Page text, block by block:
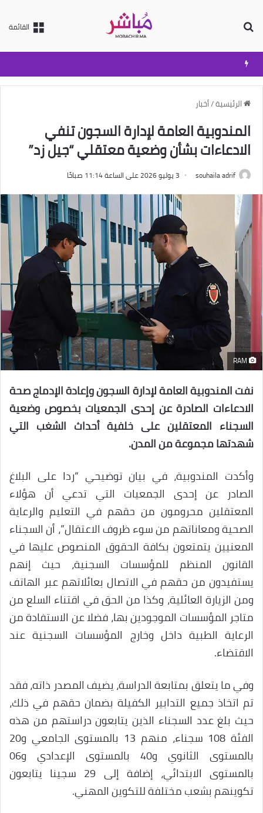
القائمة
الرئيسية/أخبار
المندوبية العامة لإدارة السجون تنفي
الادعاءات بشأن وضعية معتقلي “جيل زد”
souhaila adrif 3 يوليو 2026 على الساعة 11:14 صباحًا
نفت المندوبية العامة لإدارة السجون وإعادة الإدماج صحة
الادعاءات الصادرة عن إحدى الجمعيات بخصوص وضعية
السجناء المعتقلين على خلفية أحداث الشغب التي
شهدتها مجموعة من المدن.
وأكدت المندوبية، في بيان توضيحي “ردا على البلاغ
الصادر عن إحدى الجمعيات التي تدعي أن هؤلاء
المعتقلين محرومون من حقهم في التعليم والرعاية
الصحية ومعاناتهم من سوء ظروف الاعتقال”، أن السجناء
المعنيين يتمتعون بكافة الحقوق المنصوص عليها في
القانون المنظم للمؤسسات السجنية، حيث إنهم
يستفيدون من حقهم في الاتصال بعائلاتهم عبر الهاتف
ومن الزيارة العائلية، وكذا من الحق في اقتناء السلع من
متاجر المؤسسات الموجودين بها، فضلا عن الاستفادة من
الرعاية الطبية داخل وخارج المؤسسات السجنية عند
الاقتضاء.
وفي ما يتعلق بمتابعة الدراسة، يضيف المصدر ذاته، فقد
تم اتخاذ جميع التدابير الكفيلة بضمان حقهم في ذلك،
حيث بلغ عدد السجناء الذين يتابعون دراستهم من هذه
الفئة 108 سجناء، منهم 13 بالمستوى الجامعي و20
بالمستوى الثانوي و40 بالمستوى الإعدادي و06
بالمستوى الابتدائي، إضافة إلى 29 سجينا يتابعون
تكوينهم بشعب مختلفة للتكوين المهني.